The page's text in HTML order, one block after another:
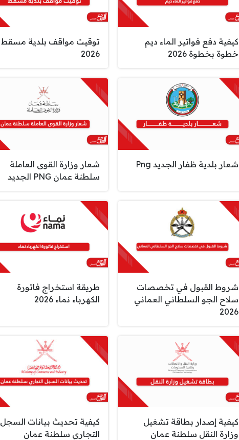
كيفية دفع فواتير الماء ديم
خطوة بخطوة 2026
توقيت مواقف بلدية مسقط
2026
شعار بلدية ظفار الجديد Png
شعار وزارة القوى العاملة
سلطنة عمان PNG الجديد
شروط القبول في تخصصات
سلاح الجو السلطاني العماني
2026
طريقة استخراج فاتورة
الكهرباء نماء 2026
كيفية إصدار بطاقة تشغيل
وزارة النقل سلطنة عمان
كيفية تحديث بيانات السجل
التجاري سلطنة عمان